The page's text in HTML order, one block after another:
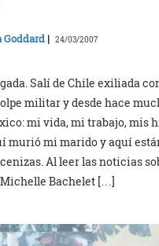
Goddard | 24/03/2007
Salí de Chile exiliada
militar y desde hace
mi vida, mi trabajo, mis
murió mi marido y aquí
Al leer las noticias
Bachelet […]